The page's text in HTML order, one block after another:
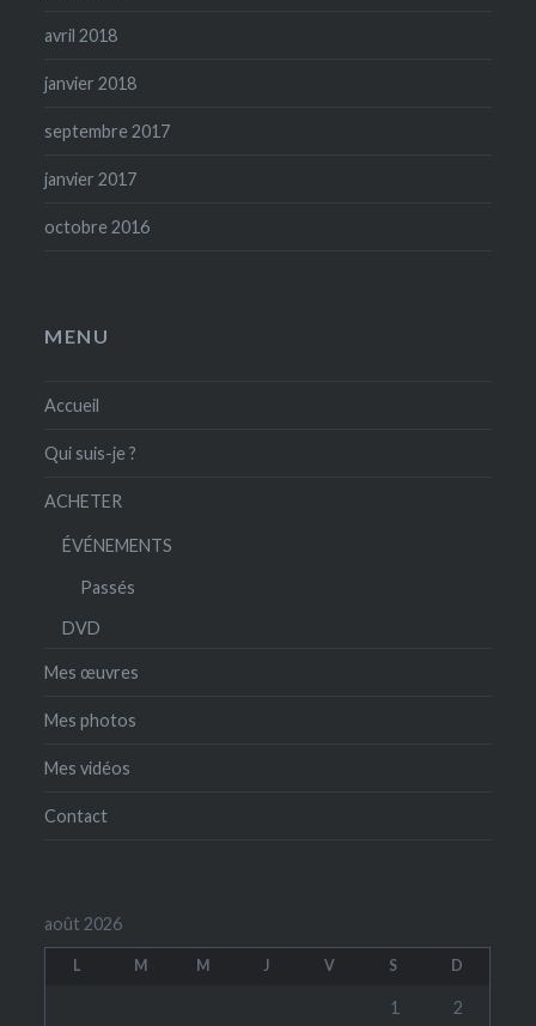
avril 2018
janvier 2018
septembre 2017
janvier 2017
octobre 2016
MENU
Accueil
Qui suis-je ?
ACHETER
ÉVÉNEMENTS
Passés
DVD
Mes œuvres
Mes photos
Mes vidéos
Contact
août 2026
L M M J V S D
1 2